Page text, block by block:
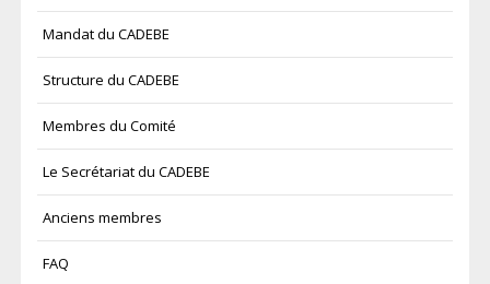
Mandat du CADEBE
Structure du CADEBE
Membres du Comité
Le Secrétariat du CADEBE
Anciens membres
FAQ